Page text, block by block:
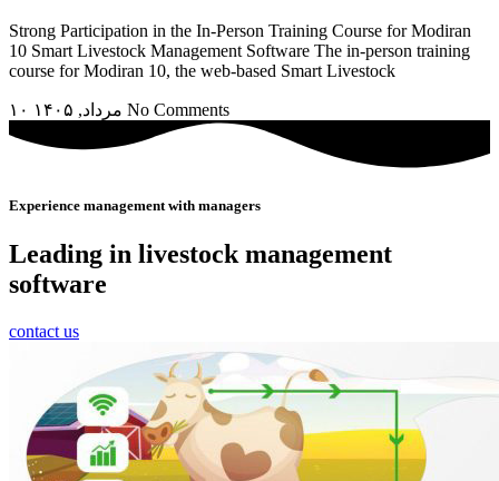
Strong Participation in the In-Person Training Course for Modiran
10 Smart Livestock Management Software The in-person training
course for Modiran 10, the web-based Smart Livestock
No Comments
Experience management with managers
Leading in livestock management
software
contact us